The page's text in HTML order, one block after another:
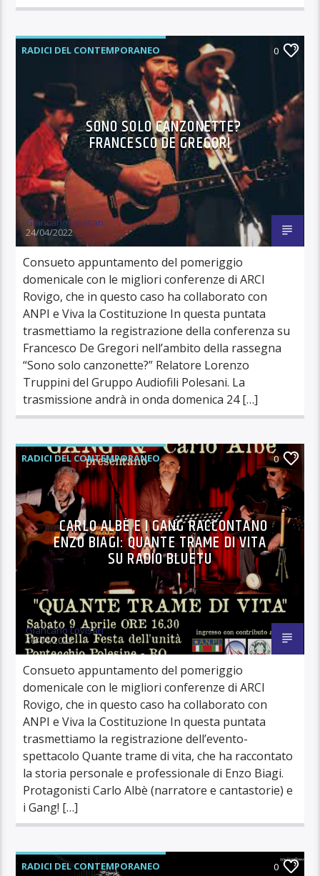
RADICI DEL CONTEMPORANEO 0
SONO SOLO CANZONETTE?
FRANCESCO DE GREGORI
Giancarlo Lovisari
24/04/2022
Consueto appuntamento del pomeriggio
domenicale con le migliori conferenze di ARCI
Rovigo, che in questo caso ha collaborato con
ANPI e Viva la Costituzione In questa puntata
trasmettiamo la registrazione della conferenza su
Francesco De Gregori nell’ambito della rassegna
“Sono solo canzonette?” Relatore Lorenzo
Truppini del Gruppo Audiofili Polesani. La
trasmissione andrà in onda domenica 24 […]
RADICI DEL CONTEMPORANEO 0
CARLO ALBÈ E I GANG RACCONTANO
ENZO BIAGI: QUANTE TRAME DI VITA
SU RADIO BLUETU
Giancarlo Lovisari
16/04/2022
Consueto appuntamento del pomeriggio
domenicale con le migliori conferenze di ARCI
Rovigo, che in questo caso ha collaborato con
ANPI e Viva la Costituzione In questa puntata
trasmettiamo la registrazione dell’evento-
spettacolo Quante trame di vita, che ha raccontato
la storia personale e professionale di Enzo Biagi.
Protagonisti Carlo Albè (narratore e cantastorie) e
i Gang! […]
RADICI DEL CONTEMPORANEO 0